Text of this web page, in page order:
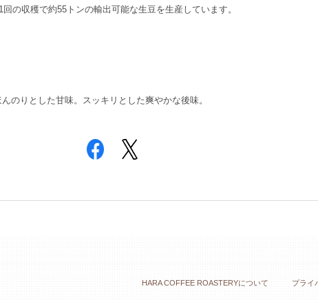
の収穫で約55トンの輸出可能な生豆を生産しています。
のりとした甘味。スッキリとした爽やかな後味。
HARA COFFEE ROASTERYについて プライ